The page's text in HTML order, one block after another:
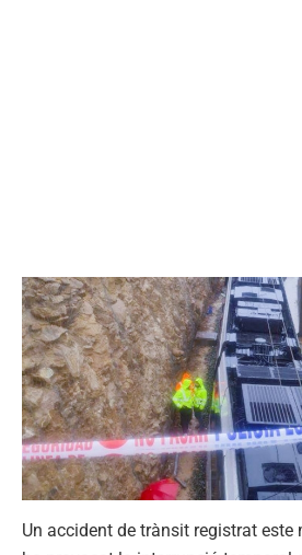
Un accident de trànsit registrat